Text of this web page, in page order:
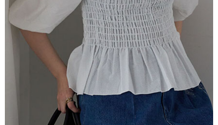
１．透過由恩沛科技股份有限公司提供之「AFTEE先享後付」服務完成之交
易，需依本服務之必要範圍內提供個人資料，並將交易相關給付款項請求債
權轉讓予恩沛科技股份有限公司。
２．關於個人資料處理事宜，請瀏覽以下網址：
https://aftee.tw/terms/#terms3
３．未成年的使用者請事先徵得法定代理人或監護人之同意方可使用
「AFTEE先享後付」，若未經同意申辦者引起之損失，本公司不負相關責
４．使用「AFTEE先享後付」時，將依據個別帳號之用戶狀況，依本公司即
時審查核予不同之上限額度；若仍有額度不足之情形，本公司將視審查結果
請求用戶進行身份認證。
５．嚴禁一人註冊多個帳號或使用他人資訊註冊。若發現惡意使用之情形，
恩沛科技股份有限公司將有權停止該用戶之使用額度並採取法律行動。
每筆NT$60，滿NT$1,500(含以上)免運費
7-11純取貨
每筆NT$60，滿NT$1,500(含以上)免運費
每筆NT$90，滿NT$1,500(含以上)免運費